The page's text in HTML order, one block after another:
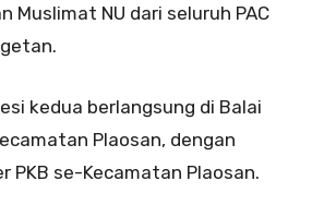
Muslimat NU dari seluruh PAC
kedua berlangsung di Balai
Plaosan, dengan
PKB se-Kecamatan Plaosan.